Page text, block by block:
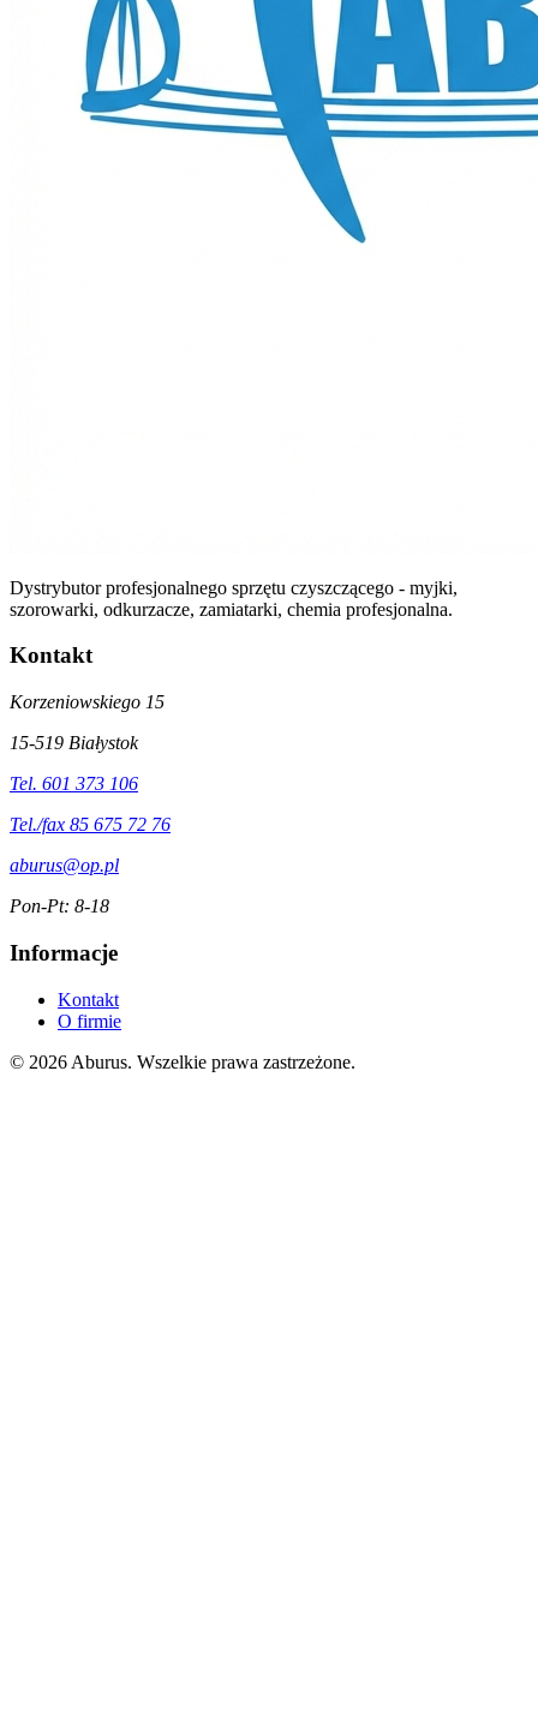
Dystrybutor profesjonalnego sprzętu czyszczącego - myjki,
szorowarki, odkurzacze, zamiatarki, chemia profesjonalna.
Kontakt
Korzeniowskiego 15
15-519 Białystok
Tel. 601 373 106
Tel./fax 85 675 72 76
aburus@op.pl
Pon-Pt: 8-18
Informacje
Kontakt
O firmie
© 2026 Aburus. Wszelkie prawa zastrzeżone.